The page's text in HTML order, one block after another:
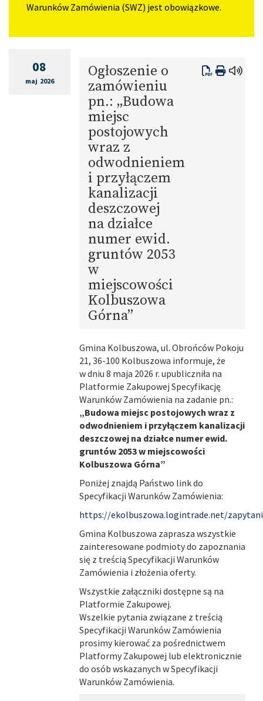
Warunków Zamówienia (SWZ) jest obowiązkowe.
08
maj 2026
Ogłoszenie o
zamówieniu
pn.: „Budowa
miejsc
postojowych
wraz z
odwodnieniem
i przyłączem
kanalizacji
deszczowej
na działce
numer ewid.
gruntów 2053
w
miejscowości
Kolbuszowa
Górna”
Gmina Kolbuszowa, ul. Obrońców Pokoju
21, 36-100 Kolbuszowa informuje, że
w dniu 8 maja 2026 r. upubliczniła na
Platformie Zakupowej Specyfikację
Warunków Zamówienia na zadanie pn.:
„Budowa miejsc postojowych wraz z
odwodnieniem i przyłączem kanalizacji
deszczowej na działce numer ewid.
gruntów 2053 w miejscowości
Kolbuszowa Górna”
Poniżej znajdą Państwo link do
Specyfikacji Warunków Zamówienia:
https://ekolbuszowa.logintrade.net/
Gmina Kolbuszowa zaprasza wszystkie
zainteresowane podmioty do zapoznania
się z treścią Specyfikacji Warunków
Zamówienia i złożenia oferty.
Wszystkie załączniki dostępne są na
Platformie Zakupowej.
Wszelkie pytania związane z treścią
Specyfikacji Warunków Zamówienia
prosimy kierować za pośrednictwem
Platformy Zakupowej lub elektronicznie
do osób wskazanych w Specyfikacji
Warunków Zamówienia.